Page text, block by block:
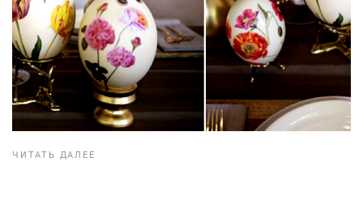
ЧИТАТЬ ДАЛЕЕ